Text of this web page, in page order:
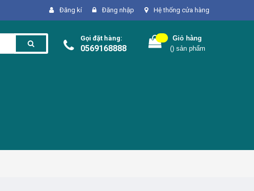
Đăng kí Đăng nhập Hệ thống cửa hàng
Gọi đặt hàng:
0569168888
Giỏ hàng
() sản phẩm